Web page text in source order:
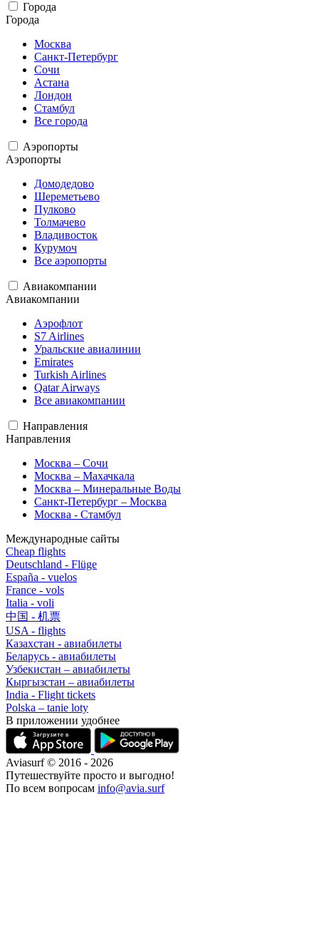
Города
Города
Москва
Санкт-Петербург
Сочи
Астана
Лондон
Стамбул
Все города
Аэропорты
Аэропорты
Домодедово
Шереметьево
Пулково
Толмачево
Владивосток
Курумоч
Все аэропорты
Авиакомпании
Авиакомпании
Аэрофлот
S7 Airlines
Уральские авиалинии
Emirates
Turkish Airlines
Qatar Airways
Все авиакомпании
Направления
Направления
Москва – Сочи
Москва – Махачкала
Москва – Минеральные Воды
Санкт-Петербург – Москва
Москва - Стамбул
Международные сайты
Cheap flights
Deutschland - Flüge
España - vuelos
France - vols
Italia - voli
中国 - 机票
USA - flights
Казахстан - авиабилеты
Беларусь - авиабилеты
Узбекистан – авиабилеты
Кыргызстан – авиабилеты
India - Flight tickets
Polska – tanie loty
В приложении удобнее
Aviasurf © 2016 - 2026
Путешествуйте просто и выгодно!
По всем вопросам info@avia.surf